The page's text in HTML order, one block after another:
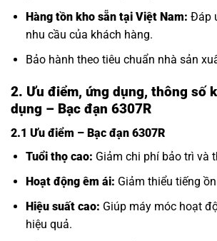
Hàng tồn kho sẵn tại Việt Nam: Đáp
nhu cầu của khách hàng.
Bảo hành theo tiêu chuẩn nhà sản
2. Ưu điểm, ứng dụng, thông số
dụng – Bạc đạn 6307R
2.1 Ưu điểm – Bạc đạn 6307R
Tuổi thọ cao: Giảm chi phí bảo trì và
Hoạt động êm ái: Giảm thiểu tiếng
Hiệu suất cao: Giúp máy móc hoạt
hiệu quả.